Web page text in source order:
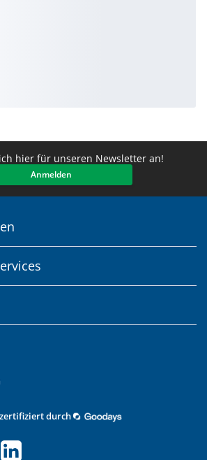
hier für unseren Newsletter an!
Anmelden
durch